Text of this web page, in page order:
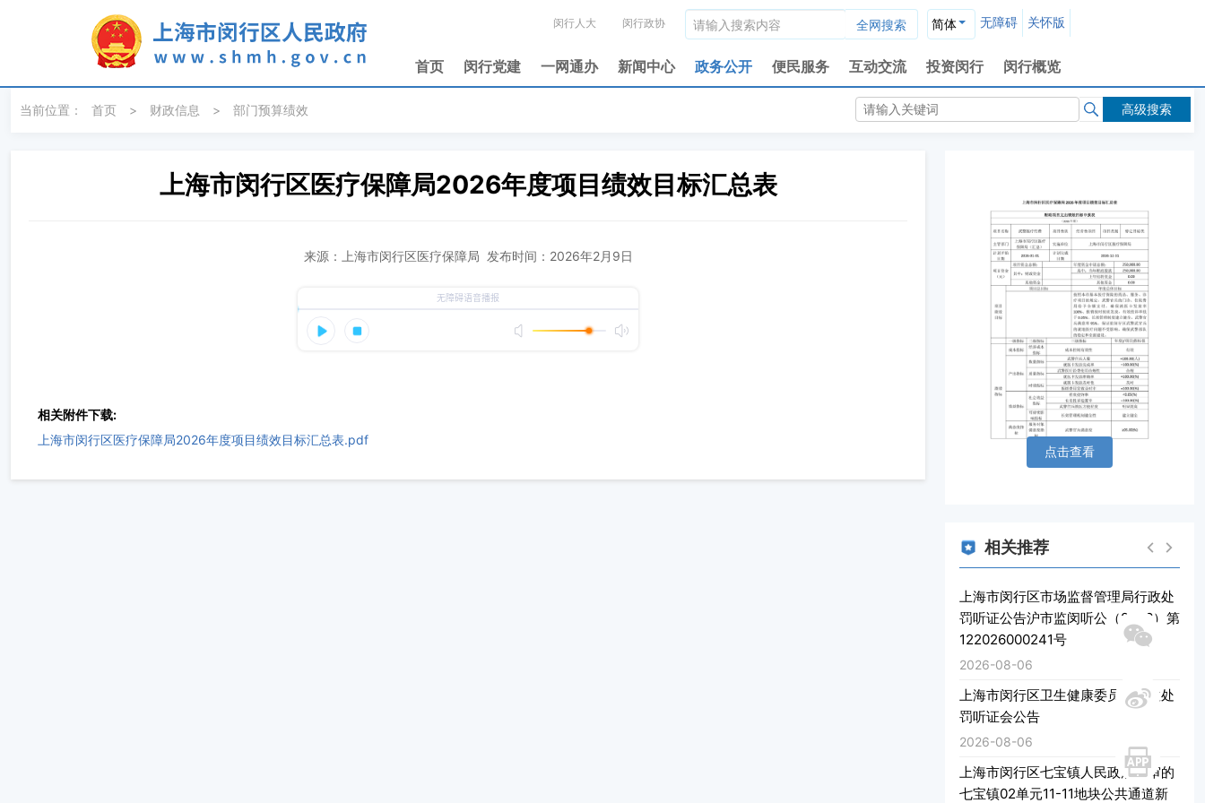
闵行人大 闵行政协 简体 无障碍 关怀版
首页 闵行党建 一网通办 新闻中心 政务公开 便民服务 互动交流 投资闵行 闵行概览
高级搜索
当前位置： 首页 > 财政信息 > 部门预算绩效
上海市闵行区医疗保障局2026年度项目绩效目标汇总表
来源：上海市闵行区医疗保障局 发布时间：2026年2月9日
相关附件下载:
上海市闵行区医疗保障局2026年度项目绩效目标汇总表.pdf
点击查看
相关推荐
上海市闵行区市场监督管理局行政处
罚听证公告沪市监闵听公（2026）第
122026000241号
2026-08-06
上海市闵行区卫生健康委员会行政处
罚听证会公告
2026-08-06
上海市闵行区七宝镇人民政府送审的
七宝镇02单元11-11地块公共通道新
微博